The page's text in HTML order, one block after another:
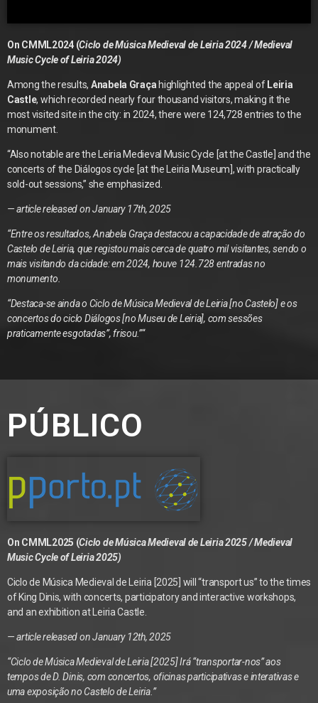
On CMML2024 (Ciclo de Música Medieval de Leiria 2024 / Medieval
Music Cycle of Leiria 2024)
Among the results, Anabela Graça highlighted the appeal of Leiria
Castle, which recorded nearly four thousand visitors, making it the
most visited site in the city: in 2024, there were 124,728 entries to the
monument.
“Also notable are the Leiria Medieval Music Cycle [at the Castle] and the
concerts of the Diálogos cycle [at the Leiria Museum], with practically
sold-out sessions,” she emphasized.
— article released on January 17th, 2025
“Entre os resultados, Anabela Graça destacou a capacidade de atração do
Castelo de Leiria, que registou mais cerca de quatro mil visitantes, sendo o
mais visitando da cidade: em 2024, houve 124.728 entradas no
monumento.
“Destaca-se ainda o Ciclo de Música Medieval de Leiria [no Castelo] e os
concertos do ciclo Diálogos [no Museu de Leiria], com sessões
praticamente esgotadas”, frisou.”“
PÚBLICO
On CMML2025 (Ciclo de Música Medieval de Leiria 2025 / Medieval
Music Cycle of Leiria 2025)
Ciclo de Música Medieval de Leiria [2025] will “transport us” to the times
of King Dinis, with concerts, participatory and interactive workshops,
and an exhibition at Leiria Castle.
— article released on January 12th, 2025
“Ciclo de Música Medieval de Leiria [2025] Irá “transportar-nos” aos
tempos de D. Dinis, com concertos, oficinas participativas e interativas e
uma exposição no Castelo de Leiria.”